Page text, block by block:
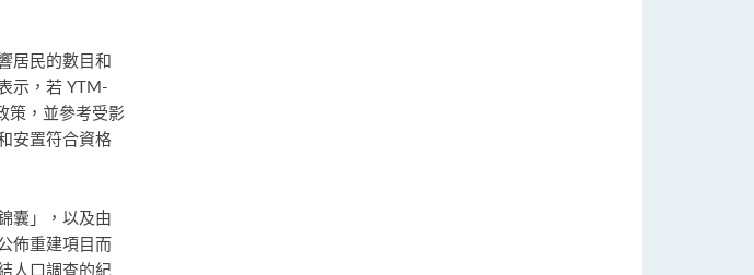
居民的數目和
示，若 YTM-
策，並參考受影
安置符合資格
囊」，以及由
佈重建項目而
人口調查的紀